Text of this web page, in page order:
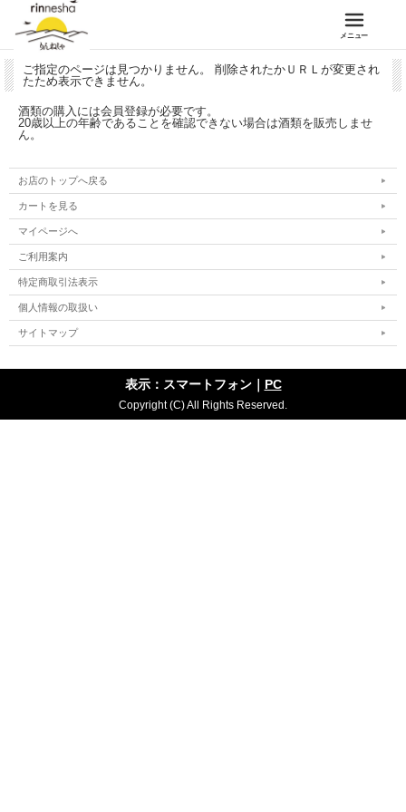
メニュー
ご指定のページは見つかりません。 削除されたかＵＲＬが変更され
たため表示できません。
酒類の購入には会員登録が必要です。
20歳以上の年齢であることを確認できない場合は酒類を販売しませ
ん。
お店のトップへ戻る
カートを見る
マイページへ
ご利用案内
特定商取引法表示
個人情報の取扱い
サイトマップ
表示：スマートフォン｜ PC
Copyright (C) All Rights Reserved.